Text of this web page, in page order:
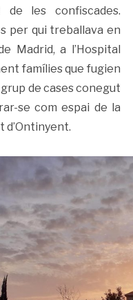
les confiscades.
per qui treballava en
Madrid, a l’Hospital
famílies que fugien
de cases conegut
se com espai de la
d’Ontinyent.